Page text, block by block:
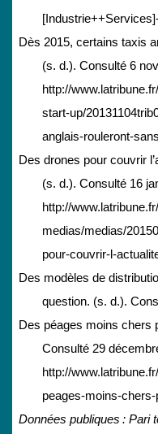
Dès 2015, certains taxis
(s. d.). Consulté 6
http://
start-up/
anglais-rouleront-
Des drones pour couvrir
(s. d.). Consulté 16
http://
medias/medias/
pour-couvrir-l-
Des modèles de
question. (s. d.).
Des péages moins chers
Consulté 29
http://
peages-moins-
Données publiques : Pari